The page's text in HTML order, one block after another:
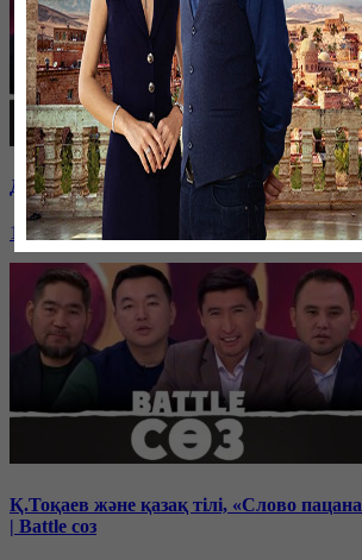
Дихан Қамзабекұлы: тәуелсіздік vs
19 декабря, 14:00
Қ.Тоқаев және қазақ тілі, «Слово
| Battle соз